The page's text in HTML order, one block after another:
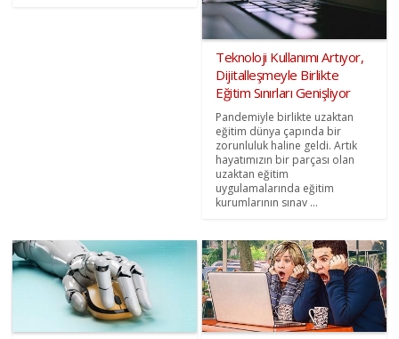
Teknoloji Kullanımı Artıyor,
Dijitalleşmeyle Birlikte
Eğitim Sınırları Genişliyor
Pandemiyle birlikte uzaktan
eğitim dünya çapında bir
zorunluluk haline geldi. Artık
hayatımızın bir parçası olan
uzaktan eğitim
uygulamalarında eğitim
kurumlarının sınav ...